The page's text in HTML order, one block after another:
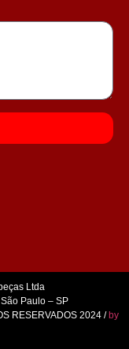
Ltda
Paulo – SP
RESERVADOS 2024 / by